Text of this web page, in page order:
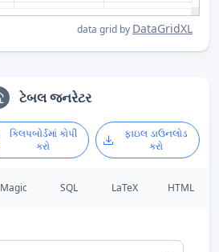
data grid by DataGridXL
ટેબલ જનરેટર
ક્લિપબોર્ડમાં કોપી
કરો
ફાઇલ ડાઉનલોડ
કરો
Magic SQL LaTeX HTML